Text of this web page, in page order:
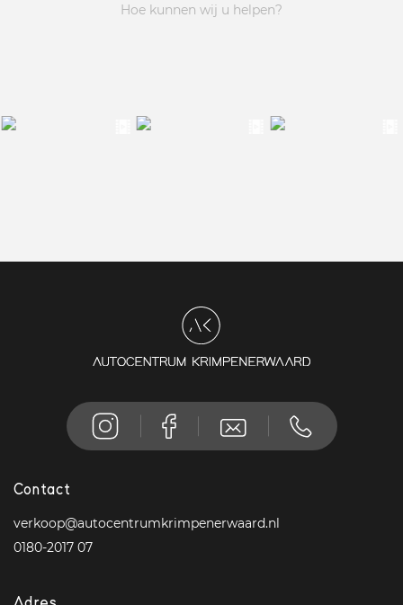
Hoe kunnen wij u helpen?
Contact
verkoop@autocentrumkrimpenerwaard.nl
0180-2017 07